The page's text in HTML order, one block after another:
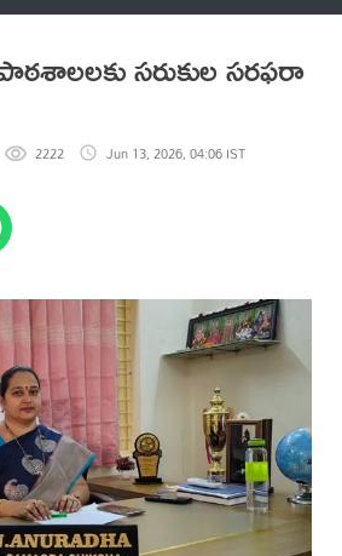
సరుకుల సరఫరా
2222 Jun 13, 2026, 04:06 IST